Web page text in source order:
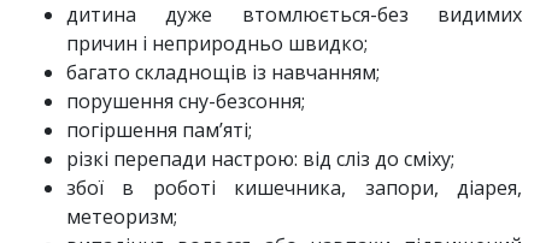
дитина дуже втомлюється-без видимих
причин і неприродньо швидко;
багато складнощів із навчанням;
порушення сну-безсоння;
погіршення пам’яті;
різкі перепади настрою: від сліз до сміху;
збої в роботі кишечника, запори, діарея,
метеоризм;